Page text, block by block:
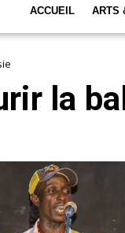
ACCUEIL ARTS
la